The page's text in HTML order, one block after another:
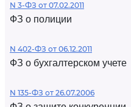
N 3-ФЗ от 07.02.2011
ФЗ о полиции
N 402-ФЗ от 06.12.2011
ФЗ о бухгалтерском учете
N 135-ФЗ от 26.07.2006